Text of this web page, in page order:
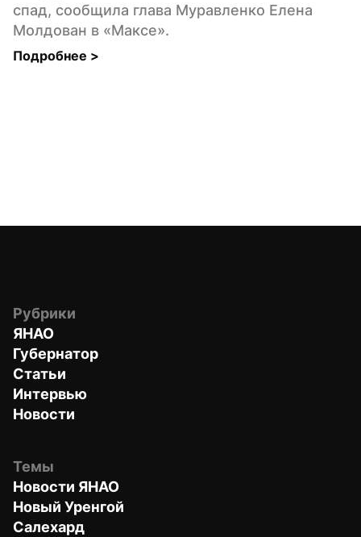
спад, сообщила глава Муравленко Елена
Молдован в «Максе».
Подробнее >
Рубрики
ЯНАО
Губернатор
Статьи
Интервью
Новости
Темы
Новости ЯНАО
Новый Уренгой
Салехард